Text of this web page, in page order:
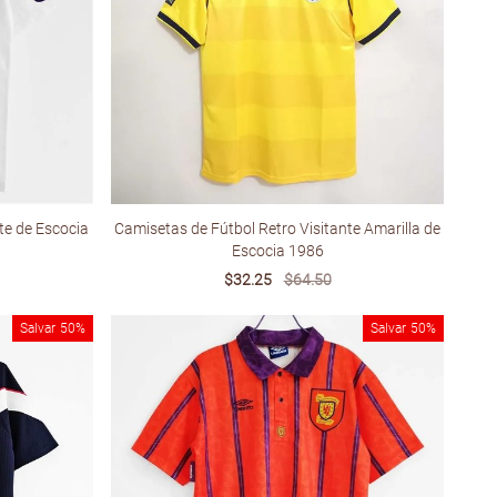
de Escocia
Camisetas de Fútbol Retro Visitante Amarilla de
Escocia 1986
Sale
$32.25
Regular
$64.50
Salvar 50% Salvar 50%